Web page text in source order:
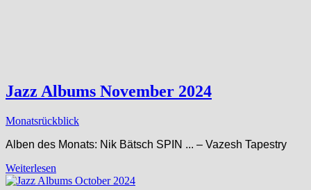
Jazz Albums November 2024
Monatsrückblick
Alben des Monats: Nik Bätsch SPIN ​.​.​. – Vazesh Tapestry
Weiterlesen